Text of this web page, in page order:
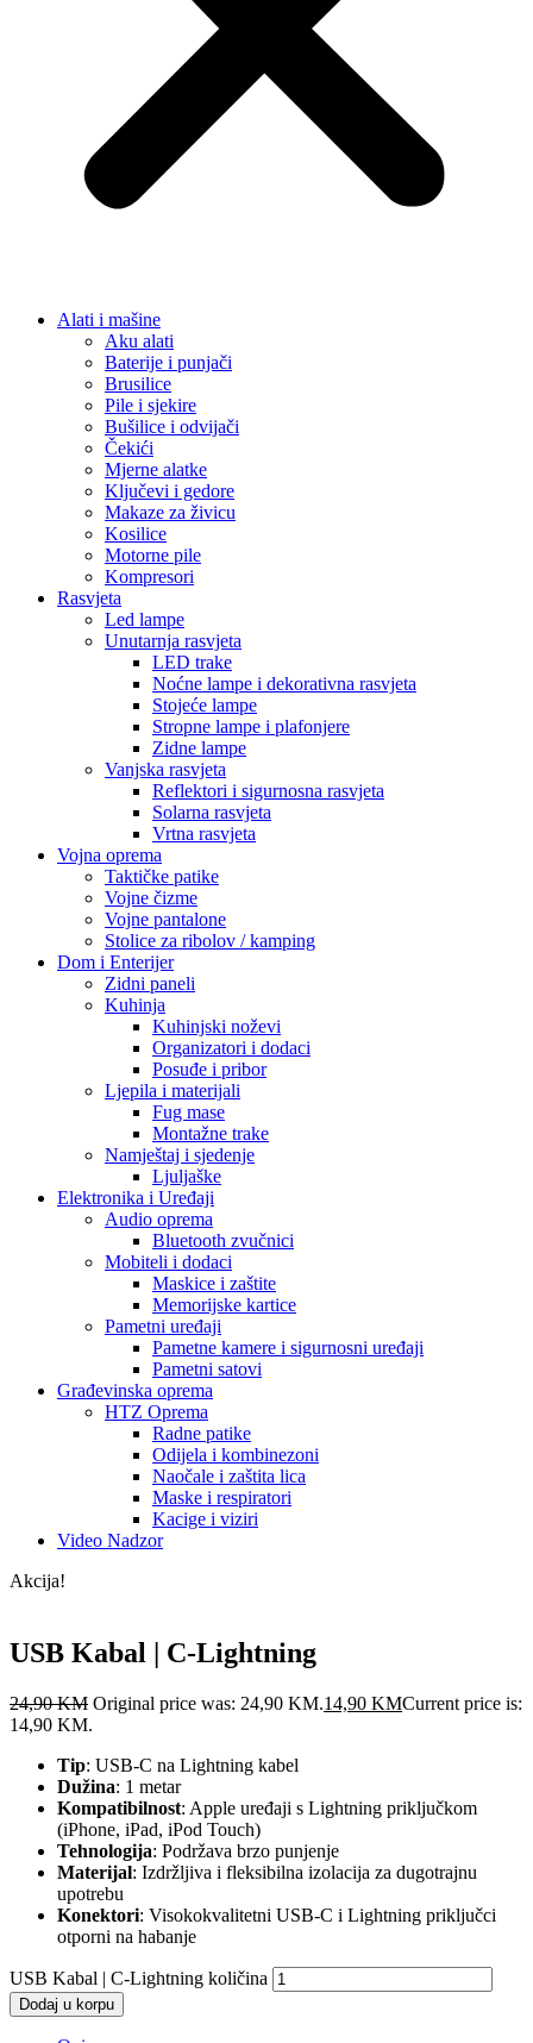
Alati i mašine
Aku alati
Baterije i punjači
Brusilice
Pile i sjekire
Bušilice i odvijači
Čekići
Mjerne alatke
Ključevi i gedore
Makaze za živicu
Kosilice
Motorne pile
Kompresori
Rasvjeta
Led lampe
Unutarnja rasvjeta
LED trake
Noćne lampe i dekorativna rasvjeta
Stojeće lampe
Stropne lampe i plafonjere
Zidne lampe
Vanjska rasvjeta
Reflektori i sigurnosna rasvjeta
Solarna rasvjeta
Vrtna rasvjeta
Vojna oprema
Taktičke patike
Vojne čizme
Vojne pantalone
Stolice za ribolov / kamping
Dom i Enterijer
Zidni paneli
Kuhinja
Kuhinjski noževi
Organizatori i dodaci
Posuđe i pribor
Ljepila i materijali
Fug mase
Montažne trake
Namještaj i sjedenje
Ljuljaške
Elektronika i Uređaji
Audio oprema
Bluetooth zvučnici
Mobiteli i dodaci
Maskice i zaštite
Memorijske kartice
Pametni uređaji
Pametne kamere i sigurnosni uređaji
Pametni satovi
Građevinska oprema
HTZ Oprema
Radne patike
Odijela i kombinezoni
Naočale i zaštita lica
Maske i respiratori
Kacige i viziri
Video Nadzor
Akcija!
USB Kabal | C-Lightning
24,90KM Original price was: 24,90 KM.14,90 KMCurrent price is:
14,90 KM.
Tip: USB-C na Lightning kabel
Dužina: 1 metar
Kompatibilnost: Apple uređaji s Lightning priključkom
(iPhone, iPad, iPod Touch)
Tehnologija: Podržava brzo punjenje
Materijal: Izdržljiva i fleksibilna izolacija za dugotrajnu
upotrebu
Konektori: Visokokvalitetni USB-C i Lightning priključci
otporni na habanje
USB Kabal | C-Lightning količina
Dodaj u korpu